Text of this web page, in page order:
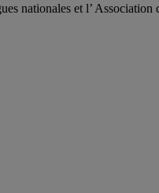
nationales et l’